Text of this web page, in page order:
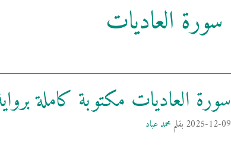
سورة العاديات
سورة العاديات مكتوبة كاملة
2025-12-09 بقلممحمد عباد